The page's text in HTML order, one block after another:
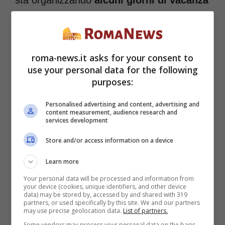
Quanto costa sciare in
Europa? Ecco dove si
spende di meno
andare a sciare potrebbe essere
conveniente e tra questi ve ne sono due
che si trovano in Bulgaria, ovveroBorovets
e Banskoanche se, durante le classifiche
roma-news.it asks for your consent to
use your personal data for the following
purposes:
Personalised advertising and content, advertising and
content measurement, audience research and
services development
Store and/or access information on a device
Learn more
Your personal data will be processed and information from
your device (cookies, unique identifiers, and other device
data) may be stored by, accessed by and shared with 319
partners, or used specifically by this site. We and our partners
may use precise geolocation data. List of partners.